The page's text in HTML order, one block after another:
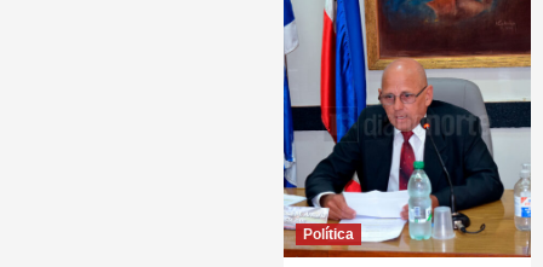
Política